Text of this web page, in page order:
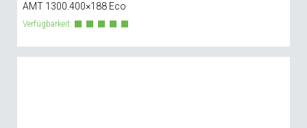
AMT 1300.400×188 Eco
Verfügbarkeit: